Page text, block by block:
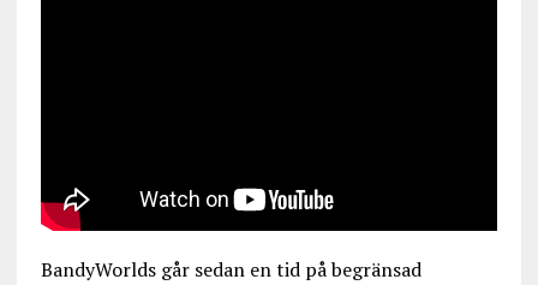
BandyWorlds går sedan en tid på begränsad